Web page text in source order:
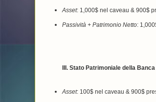
Asset: 1,000$ nel caveau & 900$
Passività + Patrimonio Netto:
III. Stato Patrimoniale della
Asset: 100$ nel caveau & 900$